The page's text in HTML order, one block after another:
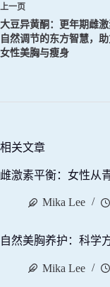
上一页
大豆异黄酮：更年期雌
自然调节的东方智慧，
女性美胸与瘦身
相关文章
雌激素平衡：女性从
Mika Lee
自然美胸养护：科学
Mika Lee